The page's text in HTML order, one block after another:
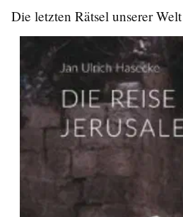
Die letzten Rätsel unserer Welt